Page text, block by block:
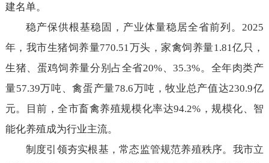
建名单。
稳产保供根基稳固，产业体量稳居全省前列。2025
年，我市生猪饲养量770.51万头，家禽饲养量1.81亿只，
生猪、蛋鸡饲养量分别占全省20%、35.3%。全年肉类产
量57.39万吨、禽蛋产量78.6万吨，牧业总产值达230.9亿
元。目前，全市畜禽养殖规模化率达94.2%，规模化、智
能化养殖成为行业主流。
制度引领夯实根基，常态监管规范养殖秩序。我市立